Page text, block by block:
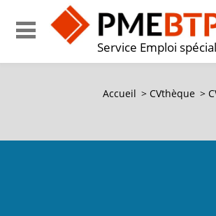
Service Emploi
Accueil > CVthèque >